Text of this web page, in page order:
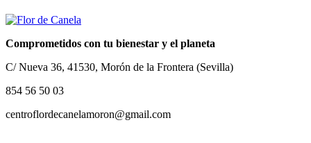
Comprometidos con tu bienestar y el planeta
C/ Nueva 36, 41530, Morón de la Frontera (Sevilla)
854 56 50 03
centroflordecanelamoron@gmail.com